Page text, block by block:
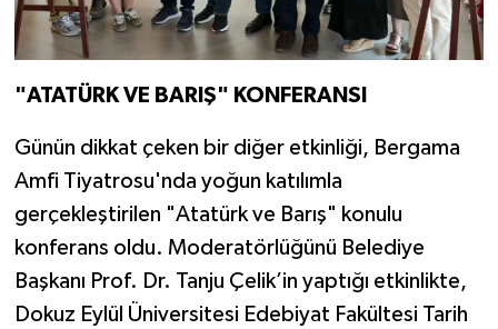
"ATATÜRK VE BARIŞ" KONFERANSI
Günün dikkat çeken bir diğer etkinliği, Bergama
Amfi Tiyatrosu'nda yoğun katılımla
gerçekleştirilen "Atatürk ve Barış" konulu
konferans oldu. Moderatörlüğünü Belediye
Başkanı Prof. Dr. Tanju Çelik’in yaptığı etkinlikte,
Dokuz Eylül Üniversitesi Edebiyat Fakültesi Tarih